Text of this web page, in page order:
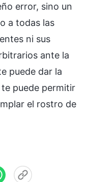
error, sino un
a todas las
ni sus
ante la
puede dar la
puede permitir
el rostro de